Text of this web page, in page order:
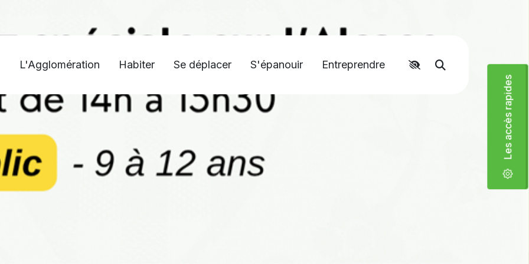
Moteur de
L'Agglomération Habiter Se déplacer S'épanouir Entreprendre
Les accès rapides
Accéder aux liens rapides